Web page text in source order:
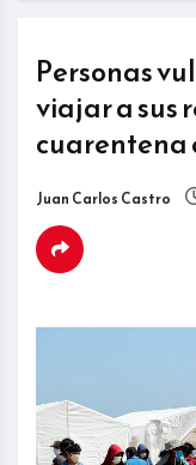
Personas
viajar a sus
cuarentena
Juan Carlos Castro